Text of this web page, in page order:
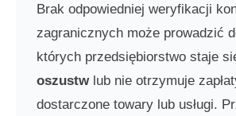
Brak odpowiedniej weryfikacji
zagranicznych może prowadzić
których przedsiębiorstwo staje
oszustwlub nie otrzymuje
dostarczone towary lub usługi.